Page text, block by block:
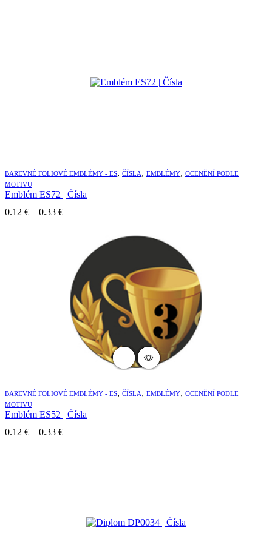
BAREVNÉ FOLIOVÉ EMBLÉMY - ES, ČÍSLA, EMBLÉMY, OCENĚNÍ PODLE
MOTIVU
Emblém ES72 | Čísla
0.12 € – 0.33 €Price
BAREVNÉ FOLIOVÉ EMBLÉMY - ES, ČÍSLA, EMBLÉMY, OCENĚNÍ PODLE
MOTIVU
Emblém ES52 | Čísla
0.12 € – 0.33 €Price